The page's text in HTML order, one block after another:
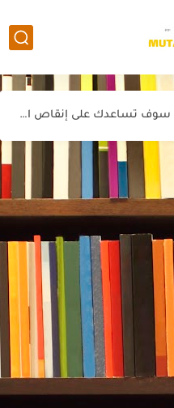
نتيجة الثانوية العامة موقع وزارة التنربية والتعليم المصرية
عاجل نتيجة الثانوية العامة للعام الدراسي 2021-2022
أفضل 4 تمارين سوف تساعدك على إنقاص الوزن
عاجل بالفيديو والصور حادث ذبح فتاة المنصوره نيرة أشرف
الإعدادية الأن 2022
عاجل وفاة الفنان الكبير سمير صبري عن عمر 86 عاماً
الحقيقي 2022